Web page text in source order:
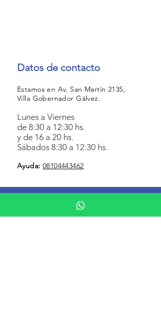
Datos de contacto
Estamos en Av. San Martín 2135,
Villa Gobernador Gálvez.
Lunes a Viernes
de 8:30 a 12:30 hs.
y de 16 a 20 hs.
Sábados 8:30 a 12:30 hs.
Ayuda: 08104443462
Botón de arrepentimiento